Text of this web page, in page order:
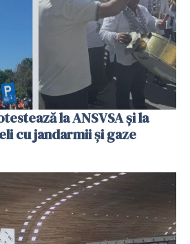
la ANSVSA și la
cu jandarmii și gaze